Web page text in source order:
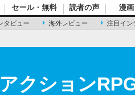
タビュー 海外レビュー 注目イン
セール・無料 読者の声 漫画
クション